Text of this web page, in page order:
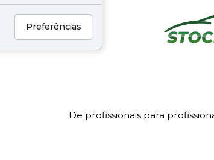
Preferências
De profissionais para